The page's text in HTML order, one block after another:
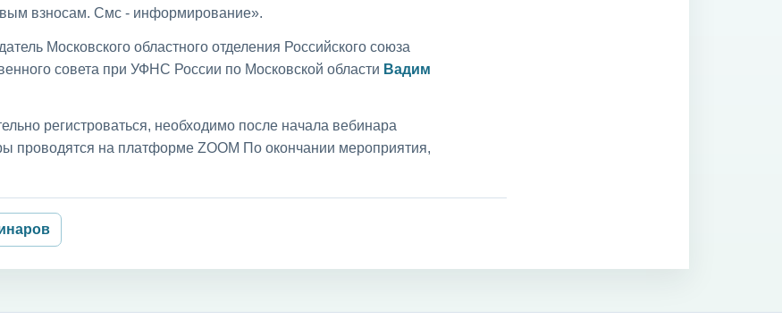
взносам. Смс - информирование».
Московского областного отделения Российского союза
совета при УФНС России по Московской области Вадим
регистроваться, необходимо после начала вебинара
проводятся на платформе ZOOM По окончании мероприятия,